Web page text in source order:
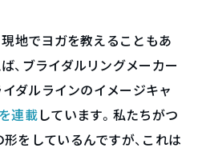
現地でヨガを教えることもあ
、ブライダルリングメーカー
イダルラインのイメージキャ
連載しています。私たちがつ
をしているんですが、これは